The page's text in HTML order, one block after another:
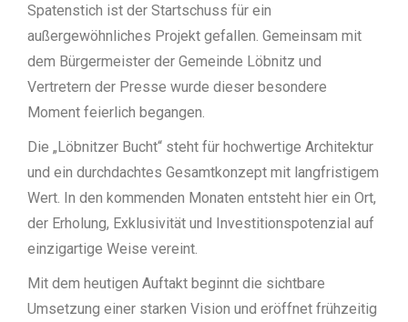
Spatenstich ist der Startschuss für ein
außergewöhnliches Projekt gefallen. Gemeinsam mit
dem Bürgermeister der Gemeinde Löbnitz und
Vertretern der Presse wurde dieser besondere
Moment feierlich begangen.
Die „Löbnitzer Bucht“ steht für hochwertige Architektur
und ein durchdachtes Gesamtkonzept mit langfristigem
Wert. In den kommenden Monaten entsteht hier ein Ort,
der Erholung, Exklusivität und Investitionspotenzial auf
einzigartige Weise vereint.
Mit dem heutigen Auftakt beginnt die sichtbare
Umsetzung einer starken Vision und eröffnet frühzeitig